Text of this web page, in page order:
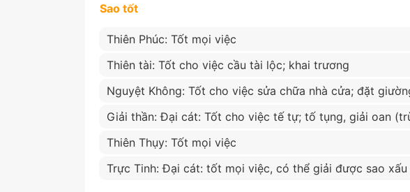
Sao tốt
Thiên Phúc: Tốt mọi việc
Thiên tài: Tốt cho việc cầu tài lộc; khai trương
Nguyệt Không: Tốt cho việc sửa chữa nhà cửa; đặt
Giải thần: Đại cát: Tốt cho việc tế tự; tố tụng, giải oan
Thiên Thụy: Tốt mọi việc
Trực Tinh: Đại cát: tốt mọi việc, có thể giải được sao